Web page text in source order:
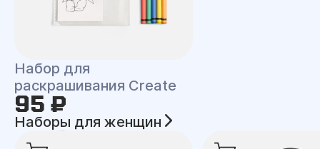
Набор для
раскрашивания Create
95 ₽
Наборы для женщин